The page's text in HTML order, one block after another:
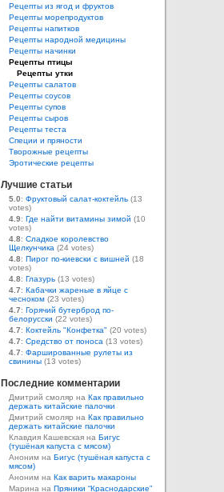
Рецепты из ягод и фруктов
Рецепты морепродуктов
Рецепты напитков
Рецепты народной медицины
Рецепты начинки
Рецепты птицы
Рецепты утки
Рецепты салатов
Рецепты соусов
Рецепты супов
Рецепты сыров
Рецепты теста
Специи и пряности
Творожные рецепты
Эротические рецепты
Лучшие статьи
5.0: Фруктовый салат-коктейль (13
votes)
4.9: Где найти витамины зимой (10
votes)
4.8: Сладкое королевство
Щелкунчика (24 votes)
4.8: Пирог по-киевски с вишней (18
votes)
4.8: Глазурь (13 votes)
4.7: Кабачки жареные в яйце с
чесноком (23 votes)
4.7: Горячий бутерброд по-
белорусски (22 votes)
4.7: Коктейль "Конфетка" (20 votes)
4.7: Средство от поноса (13 votes)
4.7: Фаршированные рулеты из
свинины (13 votes)
Последние комментарии
Дмитрий смоляр на Как правильно
держать китайские палочки
Дмитрий смоляр на Как правильно
держать китайские палочки
Клавдия Кашевская на Бигус
(тушёная капуста с мясом)
Аноним на Бигус (тушёная капуста с
мясом)
Аноним на Как варить макароны
Марина на Пряники “Краснодарские”